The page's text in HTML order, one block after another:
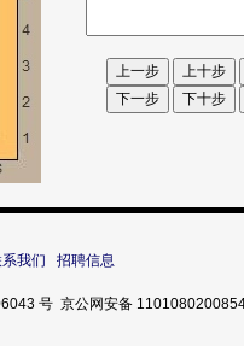
我们 招聘信息
号 京公网安备